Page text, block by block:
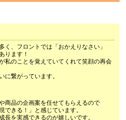
く、フロントでは「おかえりなさい」
ります！
私のことを覚えていてくれて笑顔の再会
に繋がっています。
商品の企画案を任せてもらえるので
できる！」と感じています。
長を実感できるのが嬉しいです。